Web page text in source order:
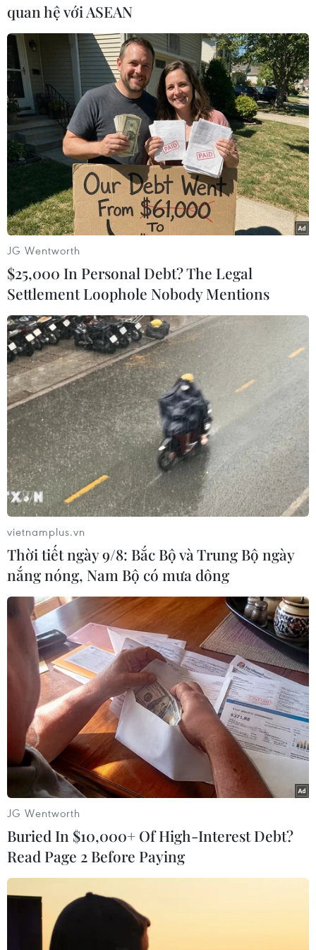
(Nhấp chuột vào ảnh để xem kích thước chuẩn.)
(Vietnam+)
#Bất động sản #Xây dựng Vạn Tường
#Máy vi tính
#Máy vi tính
#VN-Index #VN30
#HNX30
#UpCoM-Index #VNXALL-Index
#Tin tức
#Tin tức mới nhất
#Tin tức 24h
#Tin tức mới nhất trong ngày
#Tin tức thời sự
#Tin tức hot
#Tin tức an ninh #Tin tức hot
#An ninh
#An ninh Nghệ An
#Thời sự
#Thời sự hôm nay
#Bản tin thời sự
#Tội phạm
#Truy nã
#Tội phạm hình sự
#Hình sự #Công an
#Vụ án
#Phạm pháp
#Pháp luật #Pháp đình
#Xã hội
#An ninh xã hội
#Vietnam
#Plus
#Thanh khoản
#Cổ phiếu vốn hóa lớn
#Blue-chip
#Cung-cầu
#Dòng tiền
#Chứng khoán
TP. Hà Nội
Tp. Hồ Chí Minh
Theo dõi VietnamPlus
TIN LIÊN QUAN
quan hệ với ASEAN
JG Wentworth
$25,000 In Personal Debt? The Legal
Settlement Loophole Nobody Mentions
vietnamplus.vn
Thời tiết ngày 9/8: Bắc Bộ và Trung Bộ ngày
nắng nóng, Nam Bộ có mưa dông
JG Wentworth
Buried In $10,000+ Of High-Interest Debt?
Read Page 2 Before Paying